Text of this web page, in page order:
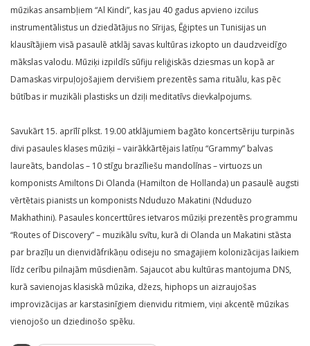
mūzikas ansambļiem “Al Kindi”, kas jau 40 gadus apvieno izcilus
instrumentālistus un dziedātājus no Sīrijas, Ēģiptes un Tunisijas un
klausītājiem visā pasaulē atklāj savas kultūras izkopto un daudzveidīgo
mākslas valodu. Mūziķi izpildīs sūfiju reliģiskās dziesmas un kopā ar
Damaskas virpuļojošajiem dervišiem prezentēs sama rituālu, kas pēc
būtības ir muzikāli plastisks un dziļi meditatīvs dievkalpojums.
Savukārt 15. aprīlī plkst. 19.00 atklājumiem bagāto koncertsēriju turpinās
divi pasaules klases mūziķi – vairākkārtējais latīņu “Grammy” balvas
laureāts, bandolas – 10 stīgu brazīliešu mandolīnas – virtuozs un
komponists Amiltons Di Olanda (Hamilton de Hollanda) un pasaulē augsti
vērtētais pianists un komponists Nduduzo Makatini (Nduduzo
Makhathini). Pasaules koncerttūres ietvaros mūziķi prezentēs programmu
“Routes of Discovery” – muzikālu svītu, kurā di Olanda un Makatini stāsta
par brazīļu un dienvidāfrikāņu odiseju no smagajiem kolonizācijas laikiem
līdz cerību pilnajām mūsdienām. Sajaucot abu kultūras mantojuma DNS,
kurā savienojas klasiskā mūzika, džezs, hiphops un aizraujošas
improvizācijas ar karstasinīgiem dienvidu ritmiem, viņi akcentē mūzikas
vienojošo un dziedinošo spēku.